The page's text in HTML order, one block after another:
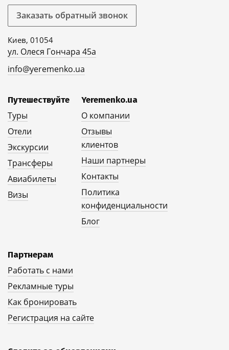
Заказать обратный звонок
Киев, 01054
ул. Олеся Гончара 45а
info@yeremenko.ua
Путешествуйте
Туры
Отели
Экскурсии
Трансферы
Авиабилеты
Визы
Yeremenko.ua
О компании
Отзывы
клиентов
Наши партнеры
Контакты
Политика
конфиденциальности
Блог
Партнерам
Работать с нами
Рекламные туры
Как бронировать
Регистрация на сайте